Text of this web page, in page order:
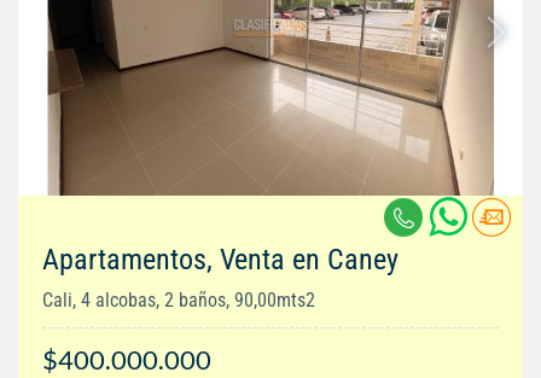
Apartamentos, Venta en Caney
Cali, 4 alcobas, 2 baños, 90,00mts2
$400.000.000